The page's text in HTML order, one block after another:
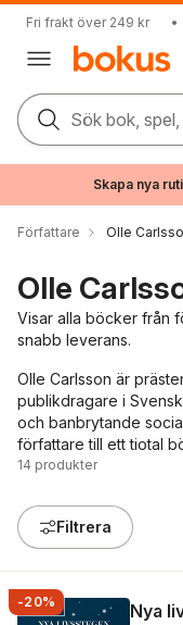
Fri frakt över 249 kr •
Sök bok,
Skapa nya
Författare Olle
Olle
Visar alla böcker från
snabb leverans.
Olle Carlsson är
publikdragare i
och banbrytande
författare till ett tiotal
14 produkter
Filtrera
-20% Nya